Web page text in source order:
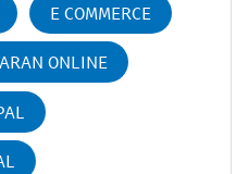
E COMMERCE
ONLINE